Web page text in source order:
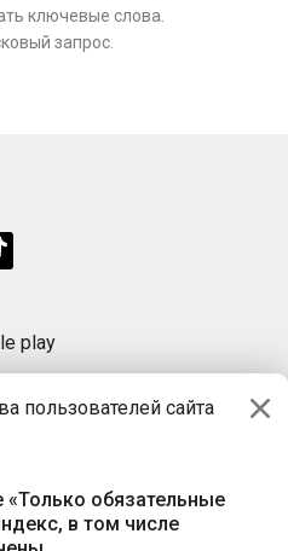
пользователей сайта
обязательные
в том числе
ключевые слова.
запрос.
play
БАЙ»
г. Минск, пр-т Независимости